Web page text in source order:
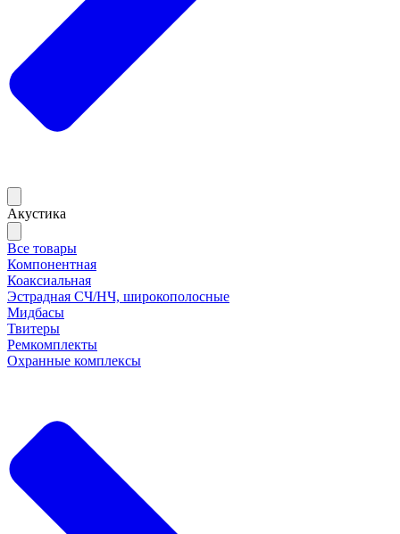
Акустика
Все товары
Компонентная
Коаксиальная
Эстрадная СЧ/НЧ, широкополосные
Мидбасы
Твитеры
Ремкомплекты
Охранные комплексы